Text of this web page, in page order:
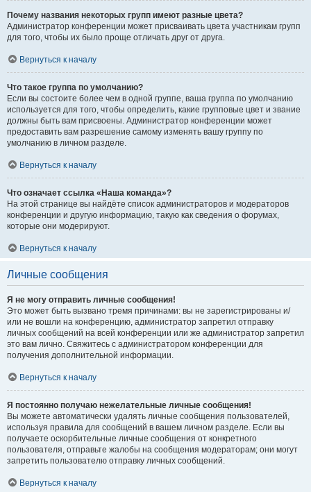
Почему названия некоторых групп имеют разные цвета?
Администратор конференции может присваивать цвета участникам групп
для того, чтобы их было проще отличать друг от друга.
Вернуться к началу
Что такое группа по умолчанию?
Если вы состоите более чем в одной группе, ваша группа по умолчанию
используется для того, чтобы определить, какие групповые цвет и звание
должны быть вам присвоены. Администратор конференции может
предоставить вам разрешение самому изменять вашу группу по
умолчанию в личном разделе.
Вернуться к началу
Что означает ссылка «Наша команда»?
На этой странице вы найдёте список администраторов и модераторов
конференции и другую информацию, такую как сведения о форумах,
которые они модерируют.
Вернуться к началу
Личные сообщения
Я не могу отправить личные сообщения!
Это может быть вызвано тремя причинами: вы не зарегистрированы и/
или не вошли на конференцию, администратор запретил отправку
личных сообщений на всей конференции или же администратор запретил
это вам лично. Свяжитесь с администратором конференции для
получения дополнительной информации.
Вернуться к началу
Я постоянно получаю нежелательные личные сообщения!
Вы можете автоматически удалять личные сообщения пользователей,
используя правила для сообщений в вашем личном разделе. Если вы
получаете оскорбительные личные сообщения от конкретного
пользователя, отправьте жалобы на сообщения модераторам; они могут
запретить пользователю отправку личных сообщений.
Вернуться к началу